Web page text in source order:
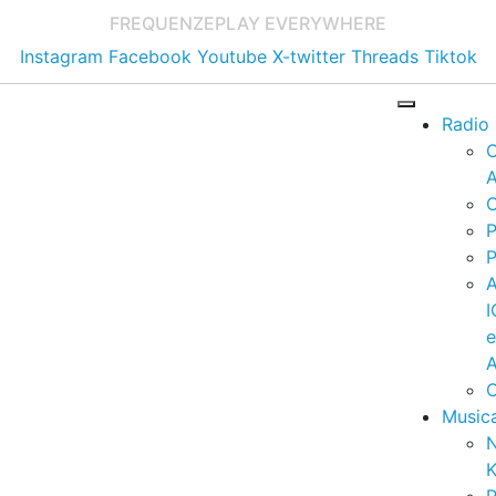
FREQUENZEPLAY EVERYWHERE
Instagram Facebook Youtube X-twitter Threads Tiktok
Radio
e